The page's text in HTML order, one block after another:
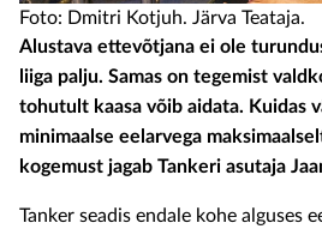
Foto: Dmitri Kotjuh. Järva Teataja.
Alustava ettevõtjana ei ole
liiga palju. Samas on tegemist
tohutult kaasa võib aidata. Kuidas
minimaalse eelarvega
kogemust jagab Tankeri asutaja
Tanker seadis endale kohe alguses